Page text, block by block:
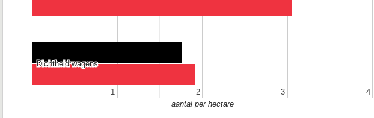
11 2
2 3
3 4
4
Dichtheid wagens
Dichtheid wagens
aantal per hectare